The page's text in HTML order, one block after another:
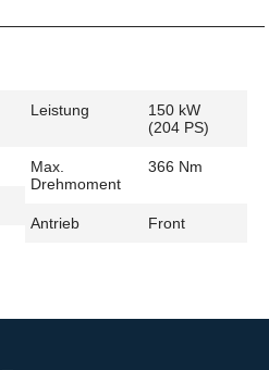
Leistung
150 kW
(204 PS)
Max.
Drehmoment
366 Nm
Antrieb Front